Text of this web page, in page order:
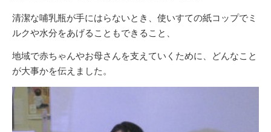
清潔な哺乳瓶が手にはらないとき、使いすての紙コップでミ
ルクや水分をあげることもできること、
地域で赤ちゃんやお母さんを支えていくために、どんなこと
が大事かを伝えました。